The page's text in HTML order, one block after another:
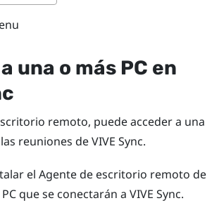
una o más PC en
remoto, puede acceder a una
reuniones deVIVE Sync.
el Agente de escritorio remoto de
que se conectarán a VIVE Sync.